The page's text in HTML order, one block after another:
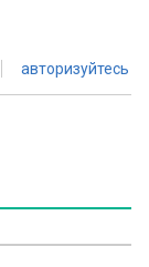
авторизуйтесь